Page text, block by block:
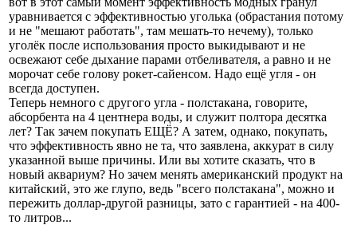
уравнивается с эффективностью уголька (обрастания потому
и не "мешают работать", там мешать-то нечему), только
уголёк после использования просто выкидывают и не
освежают себе дыхание парами отбеливателя, а равно и не
морочат себе голову рокет-сайенсом. Надо ещё угля - он
всегда доступен.
Теперь немного с другого угла - полстакана, говорите,
абсорбента на 4 центнера воды, и служит полтора десятка
лет? Так зачем покупать ЕЩЁ? А затем, однако, покупать,
что эффективность явно не та, что заявлена, аккурат в силу
указанной выше причины. Или вы хотите сказать, что в
новый аквариум? Но зачем менять американский продукт на
китайский, это же глупо, ведь "всего полстакана", можно и
пережить доллар-другой разницы, зато с гарантией - на 400-
то литров...